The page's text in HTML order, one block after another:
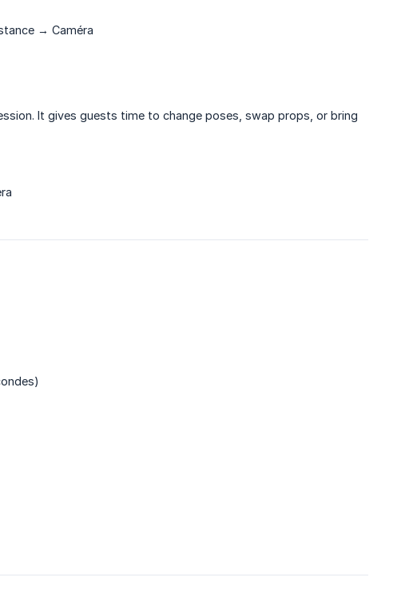
→ Caméra
It gives guests time to change poses, swap props, or bring